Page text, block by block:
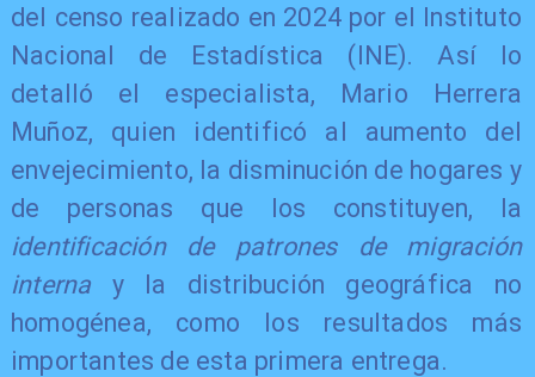
del censo realizado en 2024 por el Instituto
Nacional de Estadística (INE). Así lo
detalló el especialista, Mario Herrera
Muñoz, quien identificó al aumento del
envejecimiento, la disminución de hogares y
de personas que los constituyen, la
identificación de patrones de migración
interna y la distribución geográfica no
homogénea, como los resultados más
importantes de esta primera entrega.